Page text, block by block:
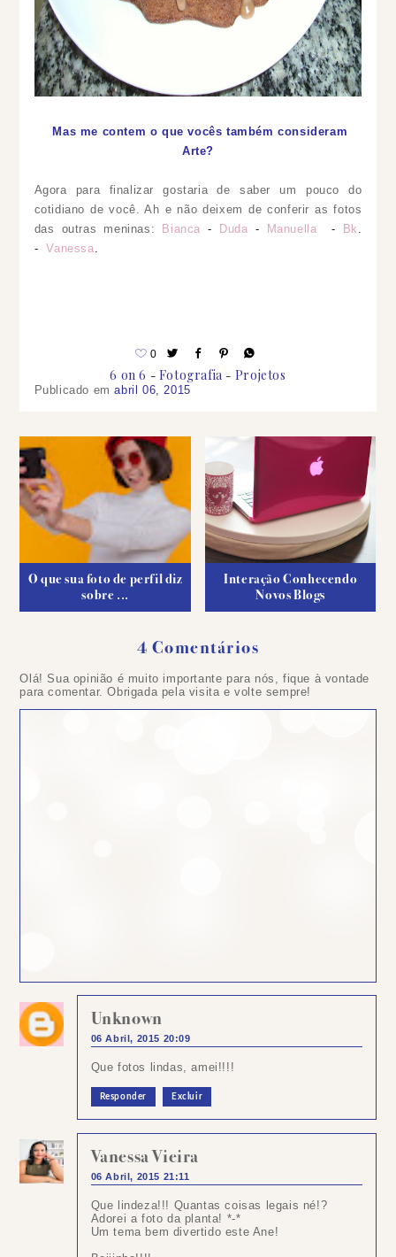
Mas me contem o que vocês também consideram
Arte?
Agora para finalizar gostaria de saber um pouco do
cotidiano de você. Ah e não deixem de conferir as fotos
das outras meninas: Bianca - Duda - Manuella - Bk
-
Vanessa
0
6 on 6 Fotografia Projetos
Publicado emabril 06, 2015
O que sua foto de perfil diz
sobre ...
Interação Conhecendo
Novos Blogs
4 Comentários
Olá! Sua opinião é muito importante para nós, fique à vontade
para comentar. Obrigada pela visita e volte sempre!
Unknown
06 Abril, 2015 20:09
Que fotos lindas, amei!!!!
Responder Excluir
Vanessa Vieira
06 Abril, 2015 21:11
Que lindeza!!! Quantas coisas legais né!?
Adorei a foto da planta! *-*
Um tema bem divertido este Ane!